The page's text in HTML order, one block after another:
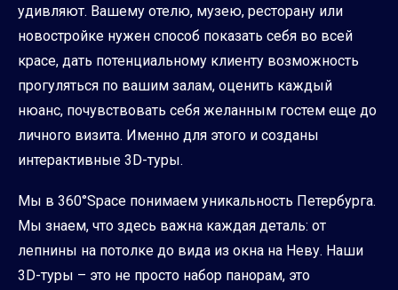
удивляют. Вашему отелю, музею, ресторану или
новостройке нужен способ показать себя во всей
красе, дать потенциальному клиенту возможность
прогуляться по вашим залам, оценить каждый
нюанс, почувствовать себя желанным гостем еще до
личного визита. Именно для этого и созданы
интерактивные 3D-туры.
Мы в 360°Space понимаем уникальность Петербурга.
Мы знаем, что здесь важна каждая деталь: от
лепнины на потолке до вида из окна на Неву. Наши
3D-туры – это не просто набор панорам, это